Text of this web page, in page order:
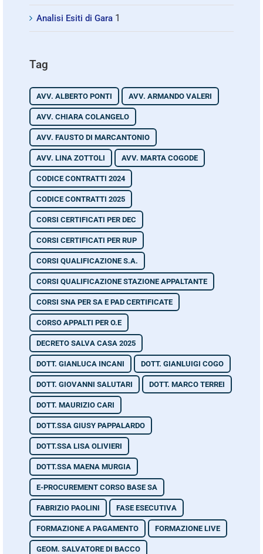
Analisi Esiti di Gara 1
Tag
AVV. ALBERTO PONTI AVV. ARMANDO VALERI
AVV. CHIARA COLANGELO
AVV. FAUSTO DI MARCANTONIO
AVV. LINA ZOTTOLI AVV. MARTA COGODE
CODICE CONTRATTI 2024
CODICE CONTRATTI 2025
CORSI CERTIFICATI PER DEC
CORSI CERTIFICATI PER RUP
CORSI QUALIFICAZIONE S.A.
CORSI QUALIFICAZIONE STAZIONE APPALTANTE
CORSI SNA PER SA E PAD CERTIFICATE
CORSO APPALTI PER O.E
DECRETO SALVA CASA 2025
DOTT. GIANLUCA INCANI DOTT. GIANLUIGI COGO
DOTT. GIOVANNI SALUTARI DOTT. MARCO TERREI
DOTT. MAURIZIO CARI
DOTT.SSA GIUSY PAPPALARDO
DOTT.SSA LISA OLIVIERI
DOTT.SSA MAENA MURGIA
E-PROCUREMENT CORSO BASE SA
FABRIZIO PAOLINI FASE ESECUTIVA
FORMAZIONE A PAGAMENTO FORMAZIONE LIVE
GEOM. SALVATORE DI BACCO